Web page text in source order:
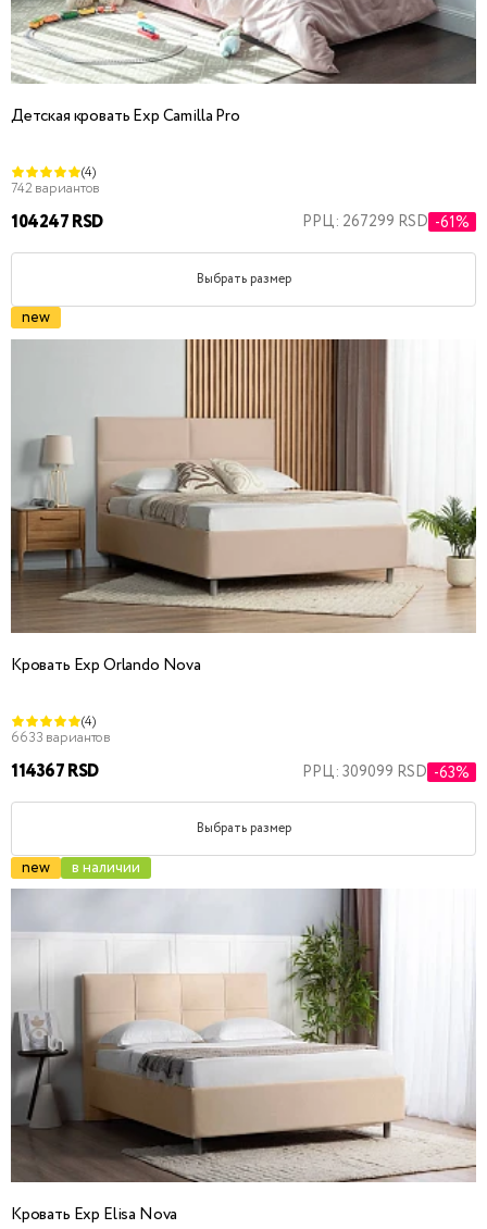
Детская кровать Exp Camilla Pro
(4)
742 вариантов
104247 RSD РРЦ: 267299 RSD -61%
Выбрать размер
new
Кровать Exp Orlando Nova
(4)
6633 вариантов
114367 RSD РРЦ: 309099 RSD -63%
Выбрать размер
new в наличии
Кровать Exp Elisa Nova